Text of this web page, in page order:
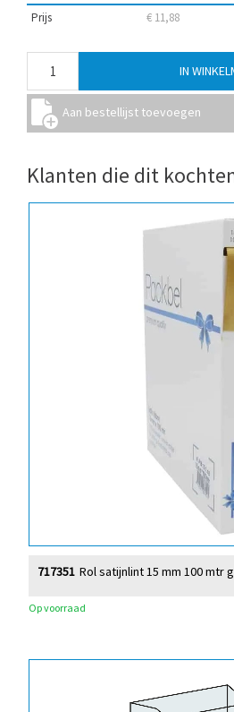
Prijs € 11,88
Klanten die dit
Rol satijnlint 15 mm 100 mtr
717351
Op voorraad